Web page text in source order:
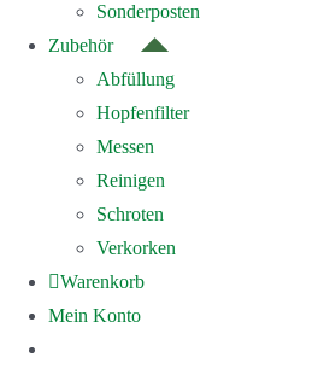
Sonderposten
Zubehör
Abfüllung
Hopfenfilter
Messen
Reinigen
Schroten
Verkorken
Warenkorb
Mein Konto